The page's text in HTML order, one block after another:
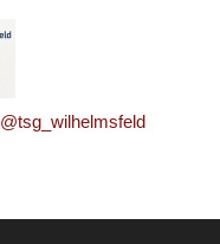
@tsg_wilhelmsfeld